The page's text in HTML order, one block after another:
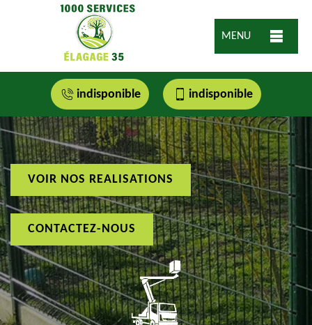
MENU
indisponible indisponible
VOIR NOS REALISATIONS
CONTACTEZ-NOUS